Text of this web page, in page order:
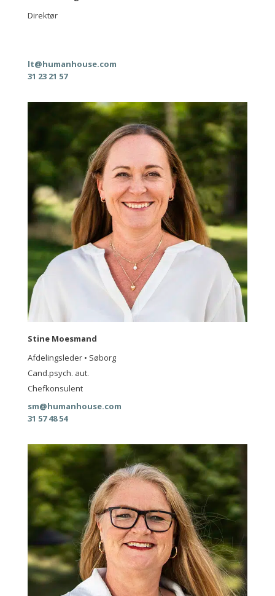
Direktør
lt@humanhouse.com
31 23 21 57
Stine Moesmand
Afdelingsleder • Søborg
Cand.psych. aut.
Chefkonsulent
sm@humanhouse.com
31 57 48 54